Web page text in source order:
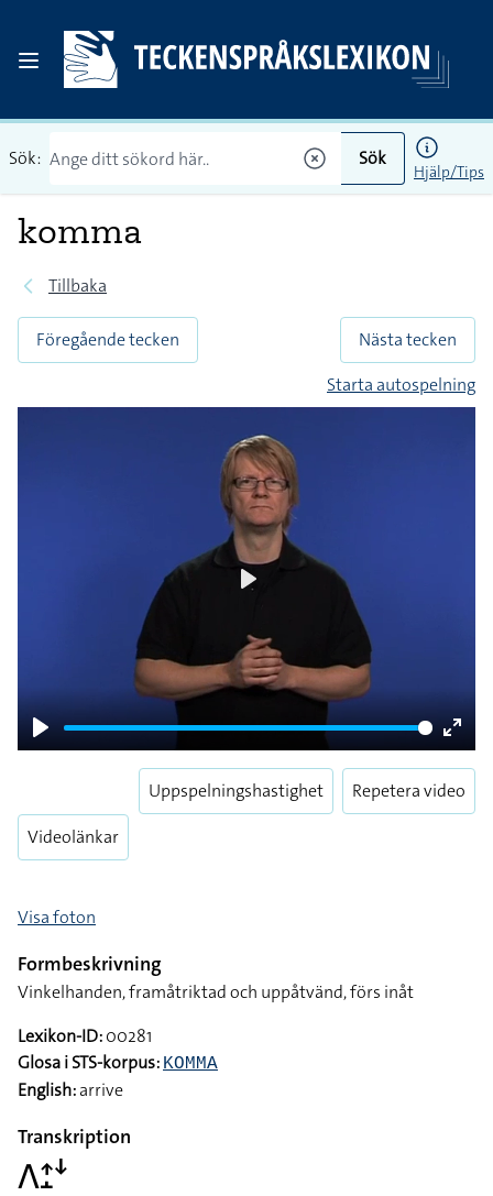
Sök: Sök
Hjälp/Tips
komma
Tillbaka
Föregående tecken
Nästa tecken
Starta autospelning
Play
Enter
Videolänkar
Uppspelningshastighet Repetera video
Visa foton
Formbeskrivning
Vinkelhanden, framåtriktad och uppåtvänd, förs inåt
Lexikon-ID:00281
Glosa i STS-korpus: KOMMA
English:arrive
Transkription
􌤣􌤴􌤸􌦄